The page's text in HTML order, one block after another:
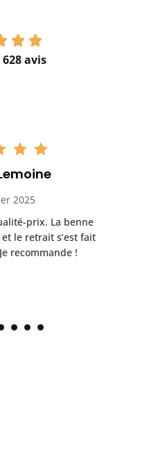
628 avis
2025
prix. La benne
le retrait s’est fait
recommande !